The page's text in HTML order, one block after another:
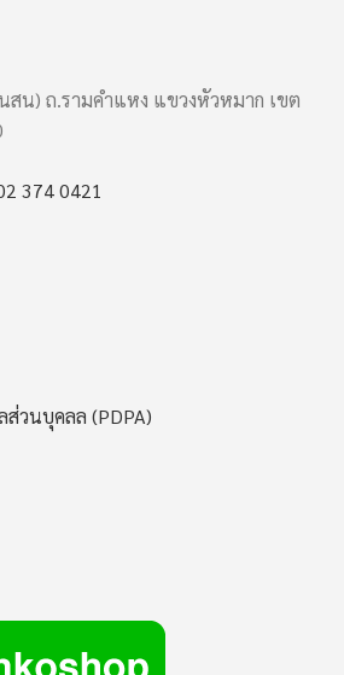
สน) ถ.รามคำแหง แขวงหัวหมาก เขต
374 0421
วนบุคลล (PDPA)